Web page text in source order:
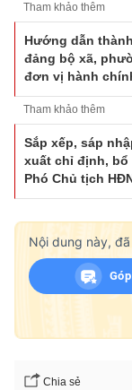
Tham khảo thêm
Hướng dẫn
đảng bộ xã,
đơn vị hành
Tham khảo thêm
Sắp xếp, sáp
xuất chỉ định, bổ
Phó Chủ tịch
Nội dung này,
Chia sẻ